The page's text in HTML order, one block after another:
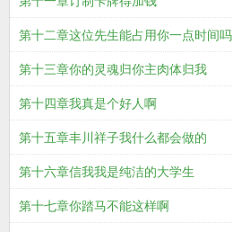
第十二章这位先生能占用你一点时间吗
第十三章你的灵魂归你主肉体归我
第十四章我真是个好人啊
第十五章丰川祥子我什么都会做的
第十六章信我我是纯洁的大学生
第十七章你踏马不能这样啊